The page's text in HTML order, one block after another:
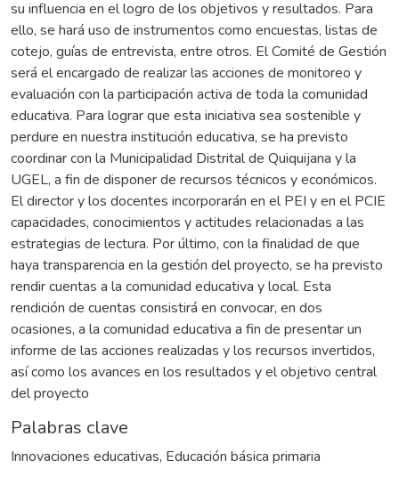
su influencia en el logro de los objetivos y resultados. Para
ello, se hará uso de instrumentos como encuestas, listas de
cotejo, guías de entrevista, entre otros. El Comité de Gestión
será el encargado de realizar las acciones de monitoreo y
evaluación con la participación activa de toda la comunidad
educativa. Para lograr que esta iniciativa sea sostenible y
perdure en nuestra institución educativa, se ha previsto
coordinar con la Municipalidad Distrital de Quiquijana y la
UGEL, a fin de disponer de recursos técnicos y económicos.
El director y los docentes incorporarán en el PEI y en el PCIE
capacidades, conocimientos y actitudes relacionadas a las
estrategias de lectura. Por último, con la finalidad de que
haya transparencia en la gestión del proyecto, se ha previsto
rendir cuentas a la comunidad educativa y local. Esta
rendición de cuentas consistirá en convocar, en dos
ocasiones, a la comunidad educativa a fin de presentar un
informe de las acciones realizadas y los recursos invertidos,
así como los avances en los resultados y el objetivo central
del proyecto
Palabras clave
Innovaciones educativas, Educación básica primaria